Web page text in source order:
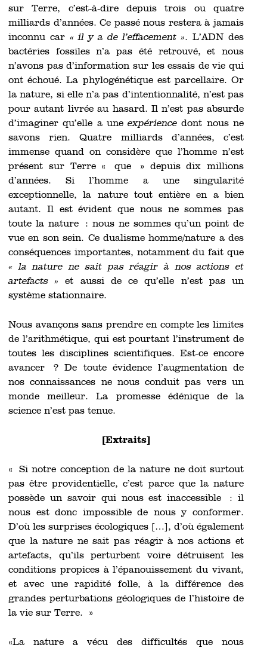
sur Terre, c’est-à-dire depuis trois ou quatre
milliards d’années. Ce passé nous restera à jamais
inconnu car « il y a de l’effacement ». L’ADN des
bactéries fossiles n’a pas été retrouvé, et nous
n’avons pas d’information sur les essais de vie qui
ont échoué. La phylogénétique est parcellaire. Or
la nature, si elle n’a pas d’intentionnalité, n’est pas
pour autant livrée au hasard. Il n’est pas absurde
d’imaginer qu’elle a uneexpérience dont nous ne
savons rien. Quatre milliards d’années, c’est
immense quand on considère que l’homme n’est
présent sur Terre « que » depuis dix millions
d’années. Si l’homme a une singularité
exceptionnelle, la nature tout entière en a bien
autant. Il est évident que nous ne sommes pas
toute la nature : nous ne sommes qu’un point de
vue en son sein. Ce dualisme homme/nature a des
conséquences importantes, notamment du fait que
« la nature ne sait pas réagir à nos actions et
artefacts » et aussi de ce qu’elle n’est pas un
système stationnaire.
Nous avançons sans prendre en compte les limites
de l’arithmétique, qui est pourtant l’instrument de
toutes les disciplines scientifiques. Est-ce encore
avancer ? De toute évidence l’augmentation de
nos connaissances ne nous conduit pas vers un
monde meilleur. La promesse édénique de la
science n’est pas tenue.
[Extraits]
« Si notre conception de la nature ne doit surtout
pas être providentielle, c’est parce que la nature
possède un savoir qui nous est inaccessible : il
nous est donc impossible de nous y conformer.
D’où les surprises écologiques […], d’où également
que la nature ne sait pas réagir à nos actions et
artefacts, qu’ils perturbent voire détruisent les
conditions propices à l’épanouissement du vivant,
et avec une rapidité folle, à la différence des
grandes perturbations géologiques de l’histoire de
la vie sur Terre. »
«La nature a vécu des difficultés que nous